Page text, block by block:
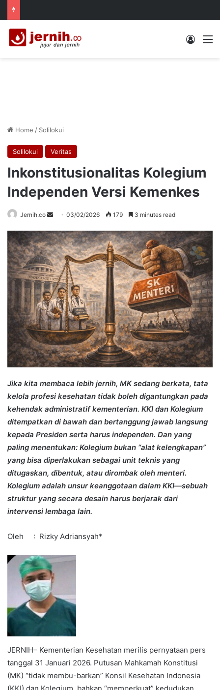
Log In
Home / Solilokui
Solilokui Veritas
Inkonstitusionalitas Kolegium
Independen Versi Kemenkes
Jernih.co
Send
email
03/02/2026 179 3 minutes read
Jika kita membaca lebih jernih, MK sedang berkata, tata
kelola profesi kesehatan tidak boleh digantungkan pada
kehendak administratif kementerian. KKI dan Kolegium
ditempatkan di bawah dan bertanggung jawab langsung
kepada Presiden serta harus independen. Dan yang
paling menentukan: Kolegium bukan “alat kelengkapan”
yang bisa diperlakukan sebagai unit teknis yang
ditugaskan, dibentuk, atau dirombak oleh menteri.
Kolegium adalah unsur keanggotaan dalam KKI—sebuah
struktur yang secara desain harus berjarak dari
intervensi lembaga lain.
Oleh : Rizky Adriansyah*
JERNIH– Kementerian Kesehatan merilis pernyataan pers
tanggal 31 Januari 2026. Putusan Mahkamah Konstitusi
(MK) “tidak membu-barkan” Konsil Kesehatan Indonesia